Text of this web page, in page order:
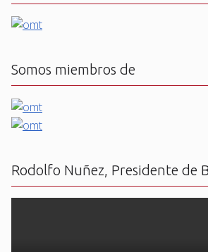
Somos miembros de
Rodolfo Nuñez, Presidente de